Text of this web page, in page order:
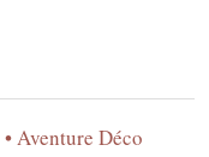
Aventure Déco